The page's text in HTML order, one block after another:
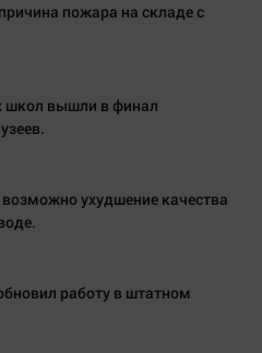
пожара на складе с
школ вышли в финал
ухудшение качества
работу в штатном